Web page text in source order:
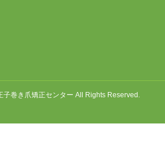
巻き爪矯正センター All Rights Reserved.